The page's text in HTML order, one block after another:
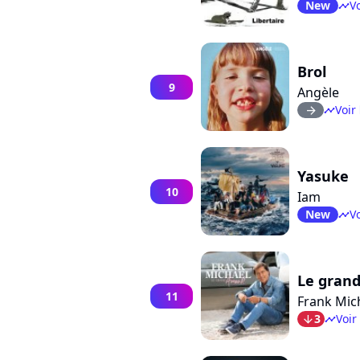
New timeline
9
Brol
Angèle
arrow_right timelineVoir
10
Yasuke
Iam
New timeline
11
Le
Frank
arrow_bot3 timelineVoir